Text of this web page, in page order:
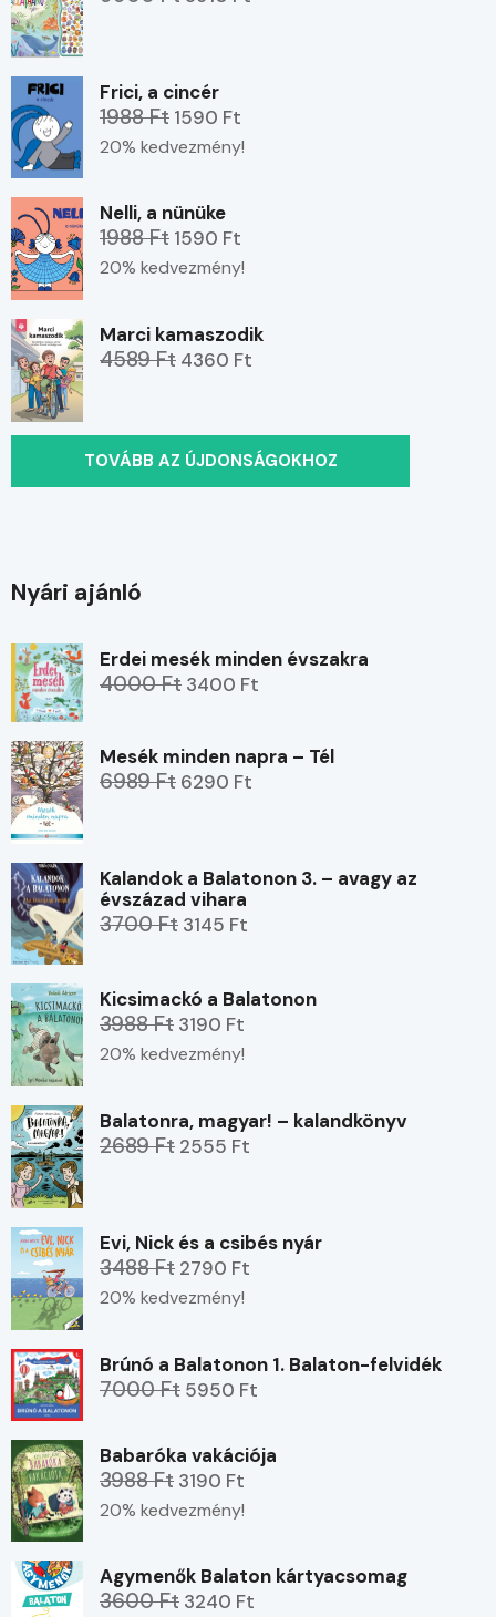
Frici, a cincér
1988 Ft 1590 Ft
20% kedvezmény!
Nelli, a nünüke
1988 Ft 1590 Ft
20% kedvezmény!
Marci kamaszodik
4589 Ft 4360 Ft
TOVÁBB AZ ÚJDONSÁGOKHOZ
Nyári ajánló
Erdei mesék minden évszakra
4000 Ft 3400 Ft
Mesék minden napra – Tél
6989 Ft 6290 Ft
Kalandok a Balatonon 3. – avagy az
évszázad vihara
3700 Ft 3145 Ft
Kicsimackó a Balatonon
3988 Ft 3190 Ft
20% kedvezmény!
Balatonra, magyar! – kalandkönyv
2689 Ft 2555 Ft
Evi, Nick és a csibés nyár
3488 Ft 2790 Ft
20% kedvezmény!
Brúnó a Balatonon 1. Balaton-felvidék
7000 Ft 5950 Ft
Babaróka vakációja
3988 Ft 3190 Ft
20% kedvezmény!
Agymenők Balaton kártyacsomag
3600 Ft 3240 Ft